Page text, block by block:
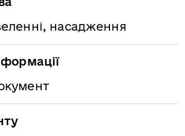
насадження